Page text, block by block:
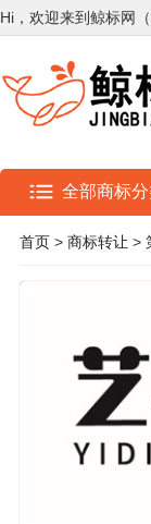
Hi，欢迎来到鲸标网
全部商标
首页 > 商标转让 >